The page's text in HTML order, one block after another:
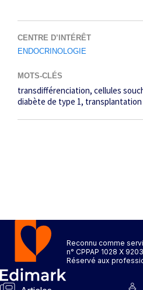
CENTRE D’INTÉRÊT
ENDOCRINOLOGIE
MOTS-CLÉS
transdifférenciation cellules
diabète de type 1 transplantation
Reconnu comme
n° CPPAP 1028 X
Réservé aux